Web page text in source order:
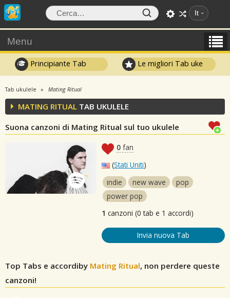
It
Menu
Principiante Tab Le migliori Tab uke
Tab ukulele Mating Ritual
MATING RITUAL TAB UKULELE
Suona canzoni di Mating Ritual sul tuo ukulele
0 fan
(Stati Uniti)
indie
new wave
pop
power pop
1 canzoni (0 tab e 1 accordi)
Invia nuova Tab
Top Tabs e accordiby Mating Ritual, non perdere queste
canzoni!